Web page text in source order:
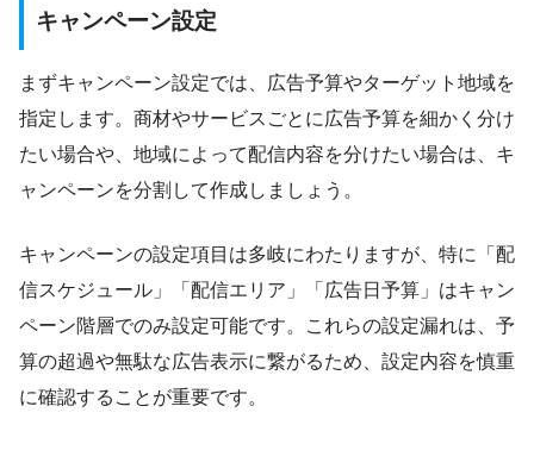
キャンペーン設定
まずキャンペーン設定では、広告予算やターゲット地域を
指定します。商材やサービスごとに広告予算を細かく分け
たい場合や、地域によって配信内容を分けたい場合は、キ
ャンペーンを分割して作成しましょう。
キャンペーンの設定項目は多岐にわたりますが、特に「配
信スケジュール」「配信エリア」「広告日予算」はキャン
ペーン階層でのみ設定可能です。これらの設定漏れは、予
算の超過や無駄な広告表示に繋がるため、設定内容を慎重
に確認することが重要です。